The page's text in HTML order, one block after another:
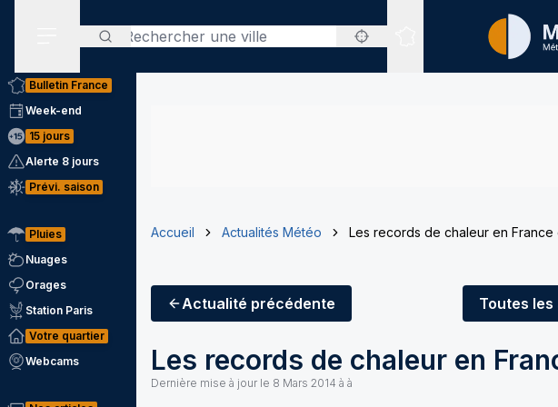
Rechercher
Sites expertisés
Bulletin France
Week-end
15 jours
Alerte 8 jours
Prévi. saison
Pluies
Nuages
Orages
Station Paris
Votre quartier
Webcams
Accueil Actualités Météo Les records de chaleur en France
Actualité précédente Toutes les
Les records de chaleur en
Dernière mise à jour le 8 Mars 2014 à à